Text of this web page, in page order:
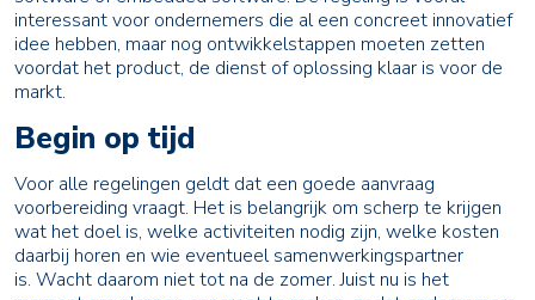
interessant voor ondernemers die al een concreet innovatief
idee hebben, maar nog ontwikkelstappen moeten zetten
voordat het product, de dienst of oplossing klaar is voor de
markt.
Begin op tijd
Voor alle regelingen geldt dat een goede aanvraag
voorbereiding vraagt. Het is belangrijk om scherp te krijgen
wat het doel is, welke activiteiten nodig zijn, welke kosten
daarbij horen en wie eventueel samenwerkingspartner
is. Wacht daarom niet tot na de zomer. Juist nu is het